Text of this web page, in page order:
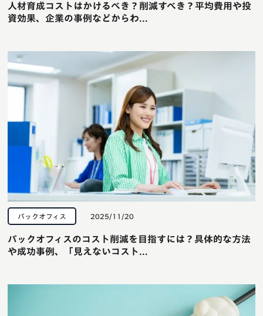
人材育成コストはかけるべき？削減すべき？平均費用や投
資効果、企業の事例などからわ...
バックオフィス 2025/11/20
バックオフィスのコスト削減を目指すには？具体的な方法
や成功事例、「見えないコスト...